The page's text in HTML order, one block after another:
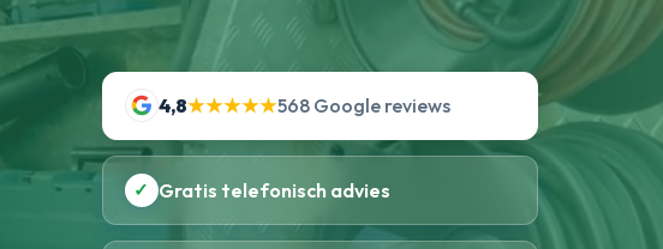
4,8★★★★★568 Google reviews
✓ Gratis telefonisch advies